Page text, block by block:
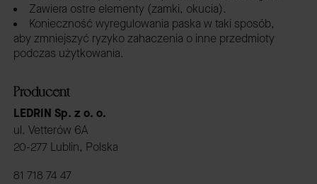
Zawiera ostre elementy (zamki, okucia).
Konieczność wyregulowania paska w taki sposób,
aby zmniejszyć ryzyko zahaczenia o inne przedmioty
podczas użytkowania.
Producent
LEDRIN Sp. z o. o.
ul. Vetterów 6A
20-277 Lublin, Polska
81 718 74 47